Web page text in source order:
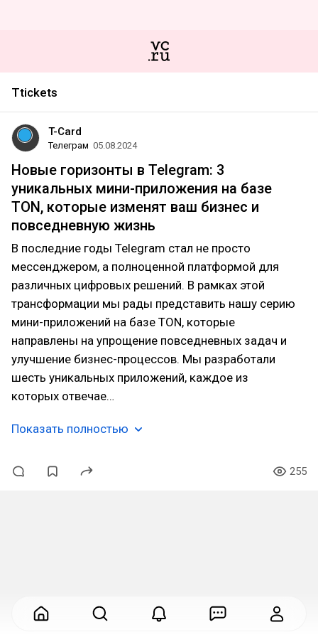
Ttickets
T-Card
Телеграм 05.08.2024
Новые горизонты в Telegram: 3
уникальных мини-приложения на базе
TON, которые изменят ваш бизнес и
повседневную жизнь
В последние годы Telegram стал не просто
мессенджером, а полноценной платформой для
различных цифровых решений. В рамках этой
трансформации мы рады представить нашу серию
мини-приложений на базе TON, которые
направлены на упрощение повседневных задач и
улучшение бизнес-процессов. Мы разработали
шесть уникальных приложений, каждое из
которых отвечае…
Показать полностью
255